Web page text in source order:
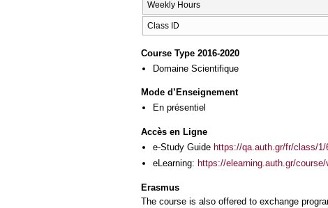
Weekly Hours
Class ID
Course Type 2016-2020
Domaine Scientifique
Mode d’Enseignement
En présentiel
Accès en Ligne
e-Study Guide https://qa.auth.gr/fr/class/1/
eLearning: https://elearning.auth.gr/
Erasmus
The course is also offered to exchange